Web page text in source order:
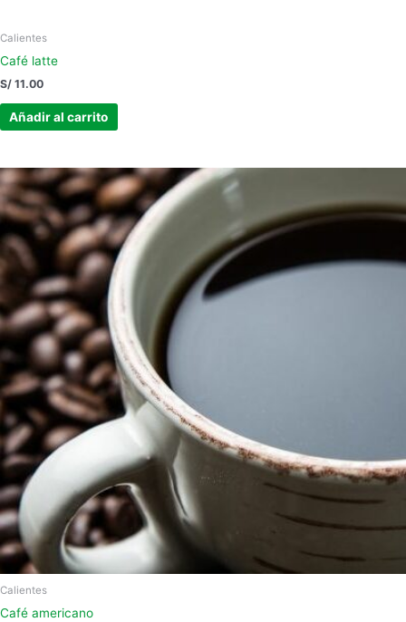
Calientes
Café latte
S/ 11.00
Añadir al carrito
Calientes
Café americano